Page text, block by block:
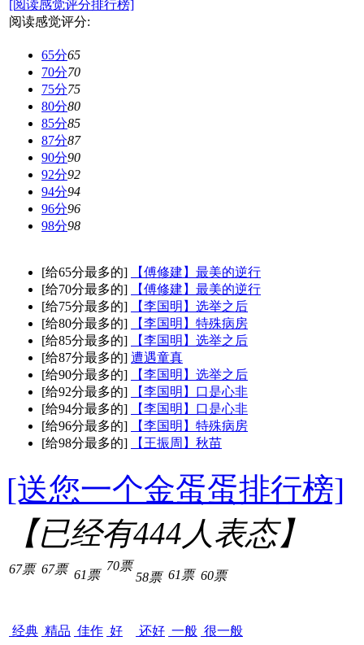
[阅读感觉评分排行榜]
阅读感觉评分:
65分65
70分70
75分75
80分80
85分85
87分87
90分90
92分92
94分94
96分96
98分98
[给65分最多的]
【傅修建】最美的逆行
[给70分最多的]
【傅修建】最美的逆行
[给75分最多的]
【李国明】选举之后
[给80分最多的]
【李国明】特殊病房
[给85分最多的]
【李国明】选举之后
[给87分最多的] 遭遇童真
[给90分最多的]
【李国明】选举之后
[给92分最多的]
【李国明】口是心非
[给94分最多的]
【李国明】口是心非
[给96分最多的]
【李国明】特殊病房
[给98分最多的]
【王振周】秋苗
[送您一个金蛋蛋排行榜]
【已经有444人表态】
67票
经典
67票
精品
61票
佳作
70票
好
58票
还好
61票
一般
60票
很一般